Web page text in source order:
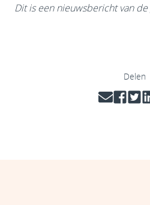
Dit is een nieuwsbericht van
Delen